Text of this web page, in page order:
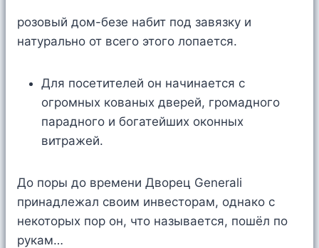
розовый дом-безе набит под завязку и
натурально от всего этого лопается.
Для посетителей он начинается с
огромных кованых дверей, громадного
парадного и богатейших оконных
витражей.
До поры до времени Дворец Generali
принадлежал своим инвесторам, однако с
некоторых пор он, что называется, пошёл по
рукам…